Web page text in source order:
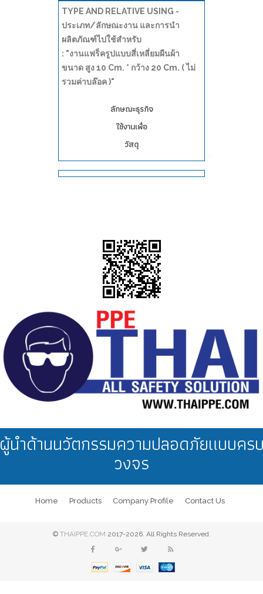
TYPE AND RELATIVE USING -
ประเภท/ลักษณะงาน และการนำ
ผลิตภัณฑ์ไปใช้สำหรับ
: "งานแฟร็ครูปแบบสี่เหลี่ยมผืนผ้า
ขนาด สูง 10 Cm. * กว้าง 20 Cm. ( ไม่
รวมค่าบล๊อค )"
ลักษณะธุรกิจ
ใช้งานเพื่อ
วัสดุ
นำด้านนวัตกรรมความปลอดภัยแบบคร
วงจร
Home Products Company Profile Contact Us
© THAIPPE.COM 2017-2026. All Rights Reserved.